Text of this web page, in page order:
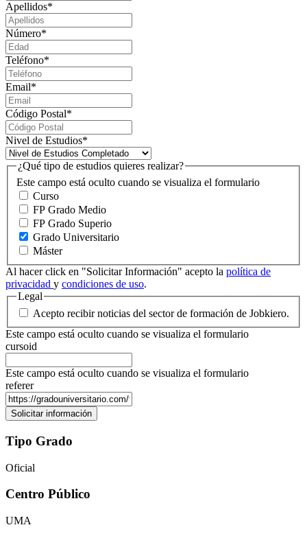
Apellidos*
Número*
Teléfono*
Email*
Código Postal*
Nivel de Estudios*
Este campo está oculto cuando se visualiza el formulario
¿Qué tipo de estudios quieres realizar?
Curso
FP Grado Medio
FP Grado Superio
Grado Universitario
Máster
Al hacer click en "Solicitar Información" acepto la política de
privacidad y condiciones de uso.
Legal
Acepto recibir noticias del sector de formación de Jobkiero.
Este campo está oculto cuando se visualiza el formulario
cursoid
Este campo está oculto cuando se visualiza el formulario
referer
Tipo Grado
Oficial
Centro Público
UMA